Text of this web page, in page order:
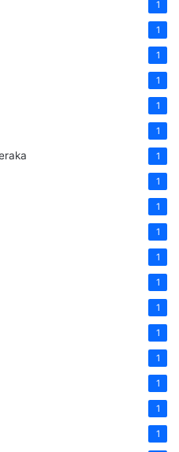
1
1
1
1
1
1
1
1
1
1
1
1
1
1
1
1
1
1